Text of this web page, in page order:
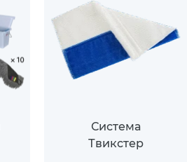
Система
Твикстер